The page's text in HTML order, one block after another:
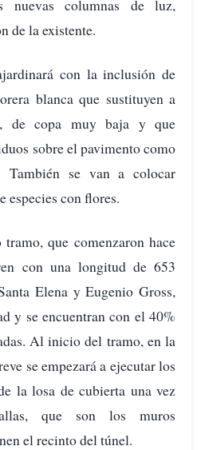
nuevas columnas de luz,
de la existente.
con la inclusión de
blanca que sustituyen a
de copa muy baja y que
sobre el pavimento como
También se van a colocar
especies con flores.
que comenzaron hace
con una longitud de 653
Elena y Eugenio Gross,
y se encuentran con el 40%
Al inicio del tramo, en la
se empezará a ejecutar los
la losa de cubierta una vez
que son los muros
el recinto del túnel.